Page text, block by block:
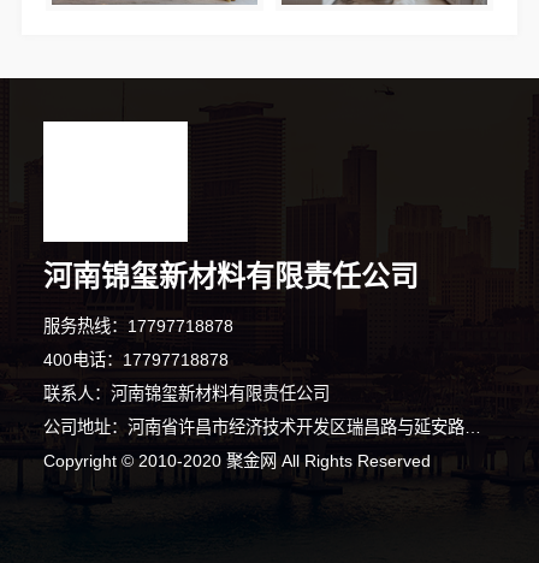
河南锦玺新材料有限责任公司
服务热线：17797718878
400电话：17797718878
联系人：河南锦玺新材料有限责任公司
公司地址：河南省许昌市经济技术开发区瑞昌路与延安路交叉口向西200米路北008号许昌泷阳实业有限公司院内南侧厂房西部1栋101室
Copyright © 2010-2020 聚金网 All Rights Reserved
5分钟前 苏先生 正在咨询